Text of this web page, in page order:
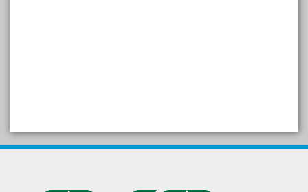
Arogya setu App information
in Gujarati